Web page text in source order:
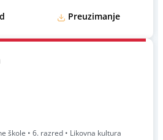
Preuzimanje
škole • 6. razred • Likovna kultura